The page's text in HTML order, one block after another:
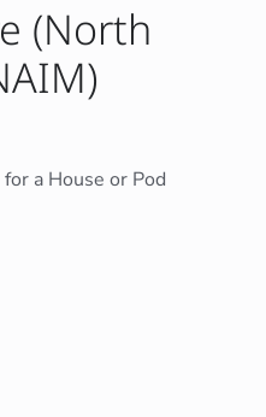
(North
a House or Pod